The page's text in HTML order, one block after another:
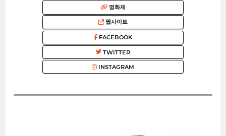
영화제
웹사이트
FACEBOOK
TWITTER
INSTAGRAM